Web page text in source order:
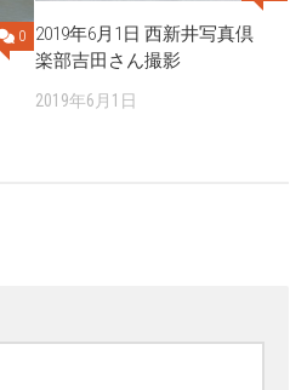
0
2019年6月1日 西新井写真倶
楽部吉田さん撮影
2019年6月1日